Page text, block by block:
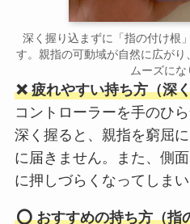
深く握り込まずに「指の付け根
す。親指の可動域が自然に広が
ムーズにな
❌ 疲れやすい持ち方（深
コントローラーを手のひ
深く握ると、親指を窮屈
に届きません。また、側
に押しづらくなってしまい
⭕ おすすめの持ち方（指